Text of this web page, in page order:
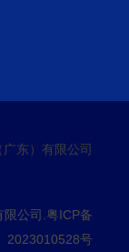
东）有限公司
公司. 粤ICP备
2023010528号